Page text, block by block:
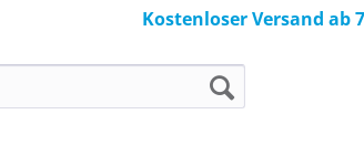
Kostenloser Versand ab